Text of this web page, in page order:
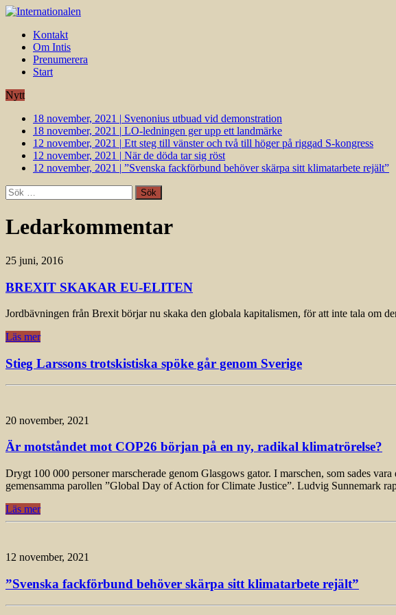
Kontakt
Om Intis
Prenumerera
Start
Nytt
18 november, 2021 | Svenonius utbuad vid demonstration
18 november, 2021 | LO-ledningen ger upp ett landmärke
12 november, 2021 | Ett steg till vänster och två till höger på riggad S-kongress
12 november, 2021 | När de döda tar sig röst
12 november, 2021 | ”Svenska fackförbund behöver skärpa sitt klimatarbete rejält”
Sök
efter:
Ledarkommentar
25 juni, 2016
BREXIT SKAKAR EU-ELITEN
Jordbävningen från Brexit börjar nu skaka den globala kapitalismen, för att inte tala om
Läs mer
Stieg Larssons trotskistiska spöke går genom Sverige
20 november, 2021
Är motståndet mot COP26 början på en ny, radikal klimatrörelse?
Drygt 100 000 personer marscherade genom Glasgows gator. I marschen, som sades
gemensamma parollen ”Global Day of Action for Climate Justice”. Ludvig Sunnemark
Läs mer
12 november, 2021
”Svenska fackförbund behöver skärpa sitt klimatarbete rejält”